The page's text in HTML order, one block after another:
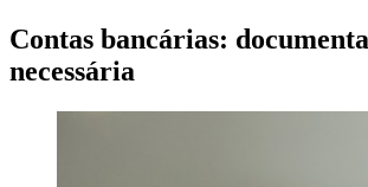
Contas bancárias:
necessária